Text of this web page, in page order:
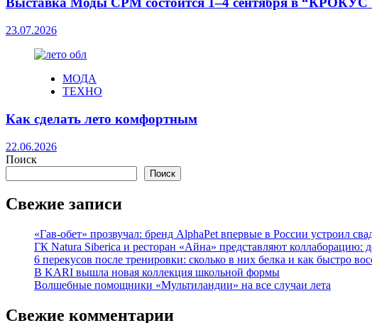
23.07.2026
МОДА
ТЕХНО
Как сделать лето комфортным
22.06.2026
Поиск
Поиск
Свежие записи
«Гав-обет» прозвучал: бренд AlphaPet впервые в России устроил
ГК Natura Siberica и ресторан «Айна» представляют коллаборацию:
6 перекусов после тренировки: сколько в них белка и как быстро
В KARI вышла новая коллекция школьной формы
Волшебные помощники «Мультиландии» на все случаи лета
Свежие комментарии